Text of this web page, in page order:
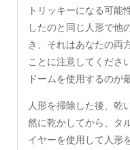
トリッキーになる可能
したのと同じ人形で他
き、それはあなたの両
ことに注意してくださ
ドームを使用するのが
人形を掃除した後、乾
然に乾かしてから、タ
イヤーを使用して人形